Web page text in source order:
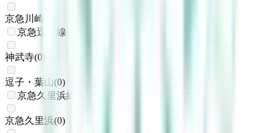
京急川崎
京急逗子線
神武寺(0)
逗子・葉山(0)
京急久里浜線
京急久里浜(0)